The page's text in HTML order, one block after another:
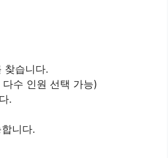
찾습니다.
수 인원 선택 가능)
.
니다.